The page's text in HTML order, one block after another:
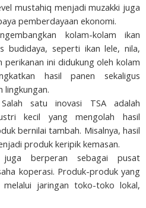
mustahiq menjadi muzakki juga
pemberdayaan ekonomi.
kolam-kolam ikan
budidaya, seperti ikan lele, nila,
perikanan ini didukung oleh kolam
hasil panen sekaligus
lingkungan.
Salah satu inovasi TSA adalah
kecil yang mengolah hasil
bernilai tambah. Misalnya, hasil
produk keripik kemasan.
berperan sebagai pusat
koperasi. Produk-produk yang
melalui jaringan toko-toko lokal,